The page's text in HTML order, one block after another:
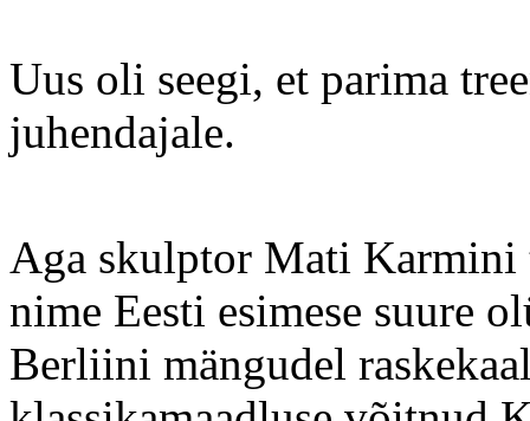
Uus oli seegi, et parima
juhendajale.
Aga skulptor Mati
nime Eesti esimese suure
Berliini mängudel